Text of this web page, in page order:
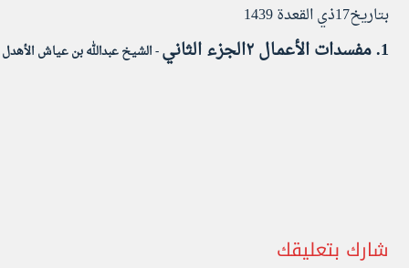
بتاريخ17ذي القعدة 1439
1. مفسدات الأعمـال ٢الجزء الثاني - الشيخ عبدالله بن عياش الأهدل
شارك بتعليقك